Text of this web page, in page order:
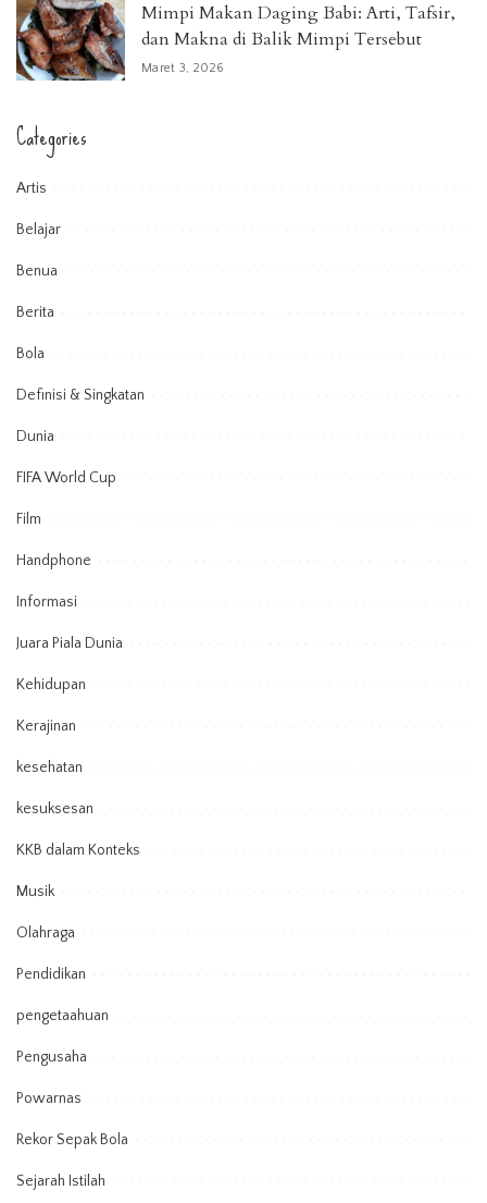
Mimpi Makan Daging Babi: Arti, Tafsir,
dan Makna di Balik Mimpi Tersebut
Maret 3, 2026
Categories
Artis
Belajar
Benua
Berita
Bola
Definisi & Singkatan
Dunia
FIFA World Cup
Film
Handphone
Informasi
Juara Piala Dunia
Kehidupan
Kerajinan
kesehatan
kesuksesan
KKB dalam Konteks
Musik
Olahraga
Pendidikan
pengetaahuan
Pengusaha
Powarnas
Rekor Sepak Bola
Sejarah Istilah